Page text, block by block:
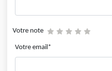
Votre note
Votre email*